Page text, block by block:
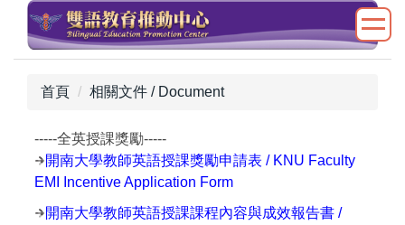
主
首頁 相關文件 / Document
-----全英授課獎勵-----
開南大學教師英語授課獎勵申請表 / KNU Faculty
EMI Incentive Application Form
開南大學教師英語授課課程內容與成效報告書 /